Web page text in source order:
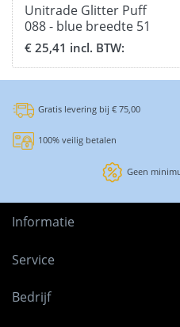
Unitrade Glitter Puff
088 - blue breedte 51
cm.
€ 25,41 incl. BTW:
Gratis levering bij € 75,00
100% veilig betalen
Geen
Informatie
Service
Bedrijf